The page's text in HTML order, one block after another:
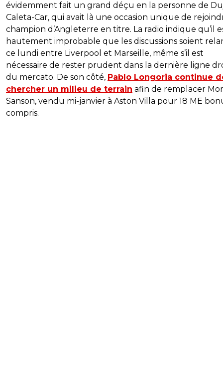
évidemment fait un grand déçu en la personne de
Caleta-Car, qui avait là une occasion unique de
champion d’Angleterre en titre. La radio indique qu’il
hautement improbable que les discussions soient
ce lundi entre Liverpool et Marseille, même s’il est
nécessaire de rester prudent dans la dernière ligne
du mercato. De son côté, Pablo Longoria continue
chercher un milieu de terrain afin de remplacer
Sanson, vendu mi-janvier à Aston Villa pour 18 ME
compris.